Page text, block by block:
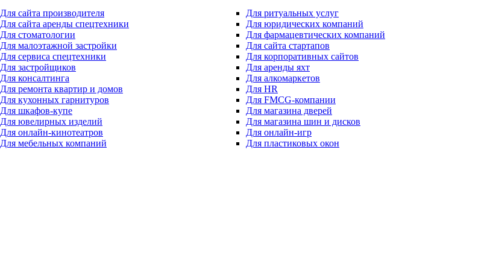
Для сайта производителя
Для сайта аренды спецтехники
Для стоматологии
Для малоэтажной застройки
Для сервиса спецтехники
Для застройщиков
Для консалтинга
Для ремонта квартир и домов
Для кухонных гарнитуров
Для шкафов-купе
Для ювелирных изделий
Для онлайн-кинотеатров
Для мебельных компаний
Для ритуальных услуг
Для юридических компаний
Для фармацевтических компаний
Для сайта стартапов
Для корпоративных сайтов
Для аренды яхт
Для алкомаркетов
Для HR
Для FMCG-компании
Для магазина дверей
Для магазина шин и дисков
Для онлайн-игр
Для пластиковых окон